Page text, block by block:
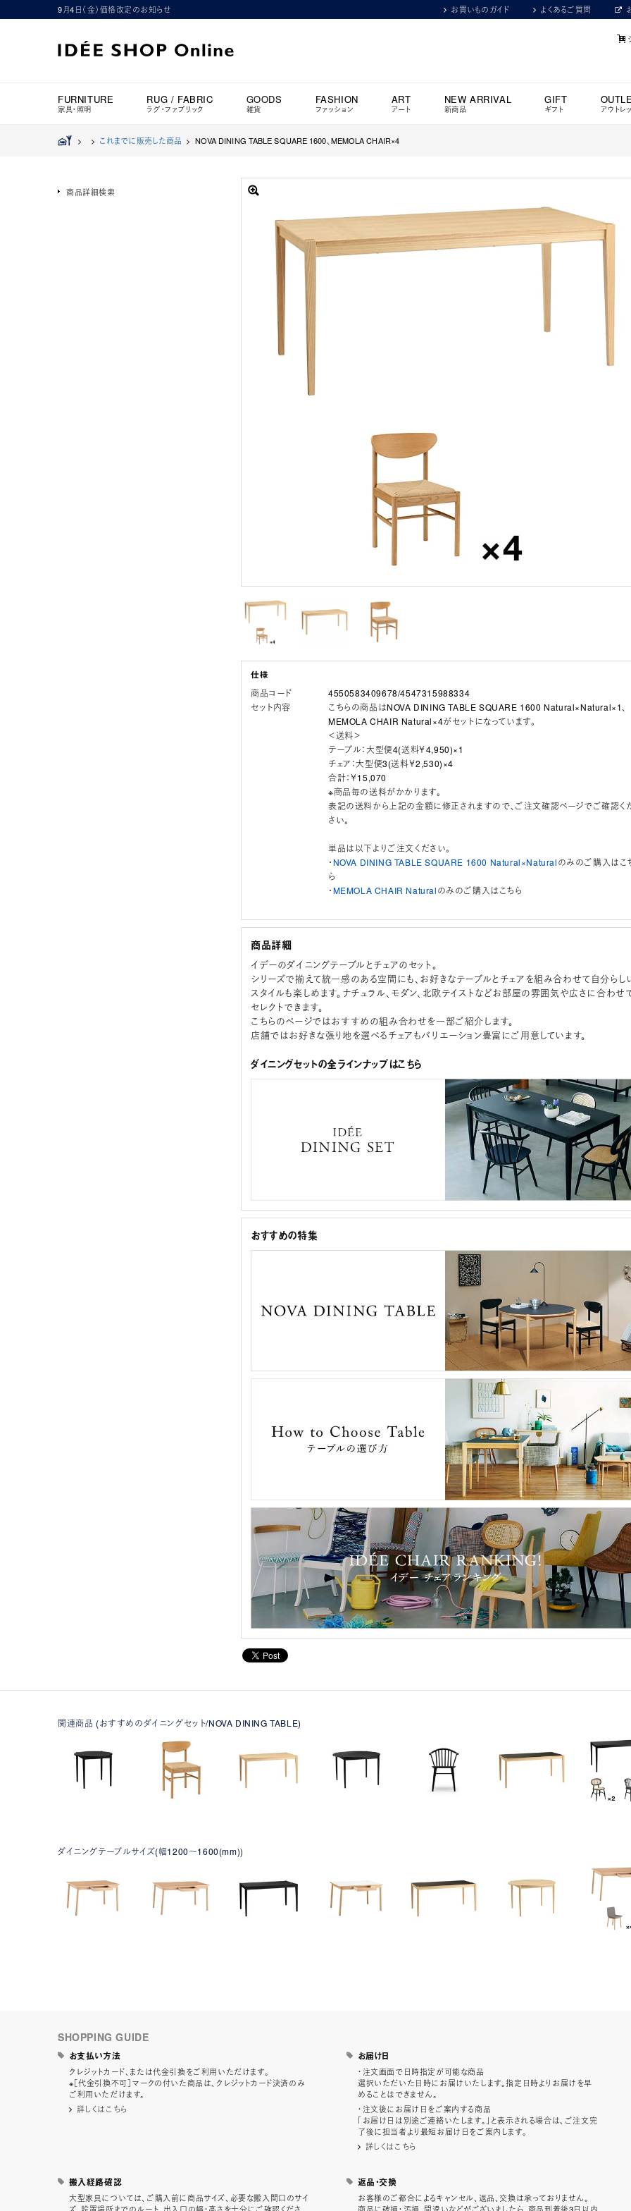
9月4日（金）価格改定のお知らせ お買いものガイド よくあるご質問
FURNITURE
家具・照明
RUG / FABRIC
ラグ・ファブリック
GOODS
雑貨
FASHION
ファッション
ART
アート
NEW ARRIVAL
新商品
GIFT
ギフト アウトレ
> > これまでに販売した商品 > NOVA DINING TABLE SQUARE 1600、MEMOLA CHAIR×4
商品コード
4550583409678/4547315988334
セット内容
こちらの商品はNOVA DINING TABLE SQUARE 1600 Natural×Natural×1、
MEMOLA CHAIR Natural×4がセットになっています。
＜送料＞
テーブル：大型便4(送料￥4,950)×1
チェア：大型便3(送料￥2,530)×4
合計：￥15,070
※商品毎の送料がかかります。
表記の送料から上記の金額に修正されますので、ご注文確認ページでご確認く
さい。
単品は以下よりご注文ください。
・NOVA DINING TABLE SQUARE 1600 Natural×Naturalのみのご購入はこ
ら
・MEMOLA CHAIR Naturalのみのご購入はこちら
商品詳細
イデーのダイニングテーブルとチェアのセット。
シリーズで揃えて統一感のある空間にも、お好きなテーブルとチェアを組み合わせて自分らし
スタイルも楽しめます。ナチュラル、モダン、北欧テイストなどお部屋の雰囲気や広さに合わせ
セレクトできます。
こちらのページではおすすめの組み合わせを一部ご紹介します。
店舗ではお好きな張り地を選べるチェアもバリエーション豊富にご用意しています。
ダイニングセットの全ラインナップはこちら
おすすめの特集
商品詳細検索
関連商品 (おすすめのダイニングセット/NOVA DINING TABLE)
ダイニングテーブルサイズ(幅1200～1600(mm))
SHOPPING GUIDE
お支払い方法
クレジットカード、または代金引換をご利用いただけます。
※［代金引換不可］マークの付いた商品は、クレジットカード決済のみ
ご利用いただけます。
詳しくはこちら
お届け日
・注文画面で日時指定が可能な商品
選択いただいた日時にお届けいたします。指定日時よりお届けを早
めることはできません。
・注文後にお届け日をご案内する商品
「お届け日は別途ご連絡いたします。」と表示される場合は、ご注文完
了後に担当者より最短お届け日をご案内します。
詳しくはこちら
搬入経路確認
大型家具については、ご購入前に商品サイズ、必要な搬入間口のサイ
返品・交換
お客様のご都合によるキャンセル、返品、交換は承っておりません。